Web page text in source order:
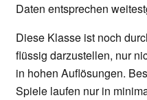
Daten entsprechen
Diese Klasse ist noch
flüssig darzustellen, nur
in hohen Auflösungen.
Spiele laufen nur in